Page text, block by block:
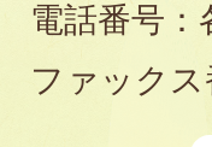
場
電話番号
ファック